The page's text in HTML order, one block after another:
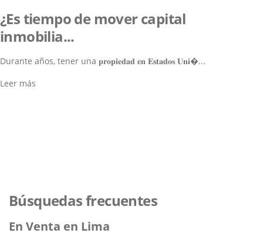
¿Es tiempo de mover capital
inmobilia...
Durante años, tener una 𝐩𝐫𝐨𝐩𝐢𝐞𝐝𝐚𝐝 𝐞𝐧 𝐄𝐬𝐭𝐚𝐝𝐨𝐬 𝐔𝐧𝐢�...
Leer más
Búsquedas frecuentes
En Venta en Lima